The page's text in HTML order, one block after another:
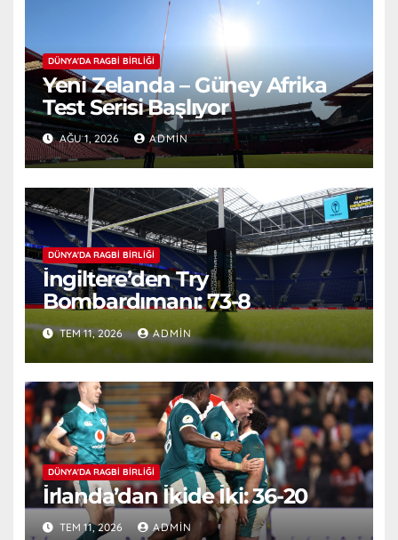
DÜNYA'DA RAGBI BIRLIĞI
Yeni Zelanda – Güney Afrika
Test Serisi Başlıyor
AĞU 1, 2026 ADMIN
DÜNYA'DA RAGBI BIRLIĞI
İngiltere’den Try
Bombardımanı: 73-8
TEM 11, 2026 ADMIN
DÜNYA'DA RAGBI BIRLIĞI
İrlanda’dan İkide İki: 36-20
TEM 11, 2026 ADMIN